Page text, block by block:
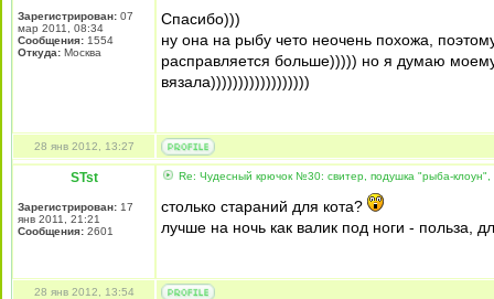
Зарегистрирован: 07
мар 2011, 08:34
Сообщения: 1554
Откуда: Москва
Спасибо)))
ну она на рыбу чето неочень похожа,
расправляется больше))))) но я думаю
вязала))))))))))))))))))
28 янв 2012, 13:27
STst
Зарегистрирован: 17
янв 2011, 21:21
Сообщения: 2601
Re: Чудесный крючок №30: свитер, подушка "рыба-клоун",
столько стараний для кота?
лучше на ночь как валик под ноги - польза,
28 янв 2012, 13:54